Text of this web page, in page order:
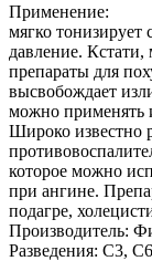
Применение:
мягко
давление. Кстати,
препараты для
высвобождает
можно применять
Широко известно
которое можно
при ангине.
подагре,
Производитель:
Разведения: С3, С6